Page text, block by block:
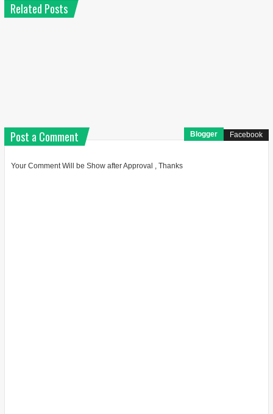
Related Posts
Post a Comment Blogger Facebook
Your Comment Will be Show after Approval , Thanks